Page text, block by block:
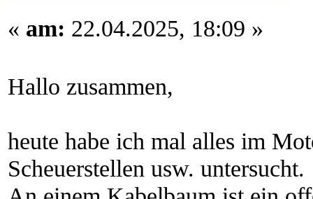
« am: 22.04.2025, 18:09 »
Hallo zusammen,
heute habe ich mal alles im
Scheuerstellen usw. untersucht.